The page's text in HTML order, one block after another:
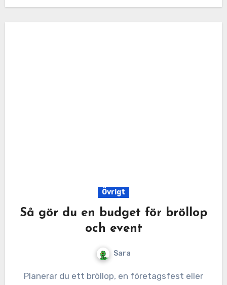
Övrigt
Så gör du en budget för bröllop
och event
Sara
Planerar du ett bröllop, en företagsfest eller